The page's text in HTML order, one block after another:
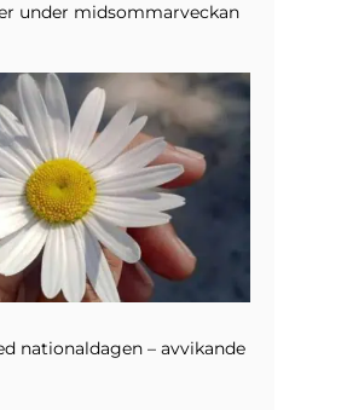
under midsommarveckan
nationaldagen – avvikande